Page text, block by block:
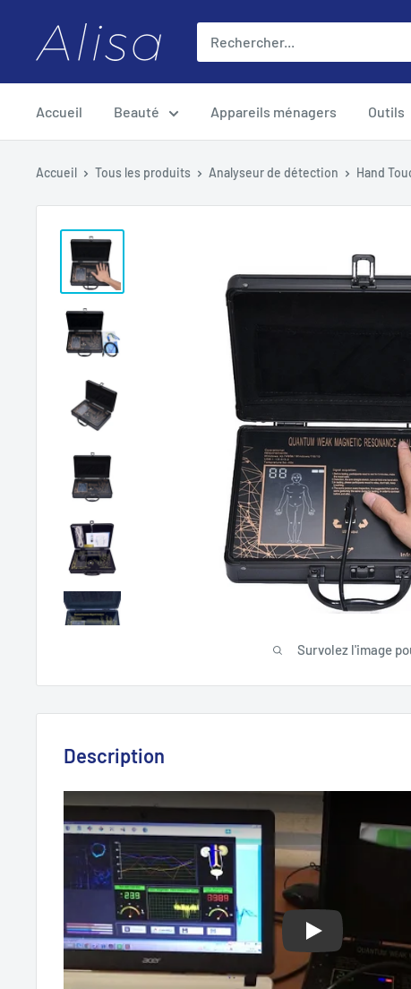
contenu
ALISA
Accueil Beauté Appareils ménagers Outils
Accueil Tous les produits Analyseur de détection Hand
Survolez l'image
Description
Jouer